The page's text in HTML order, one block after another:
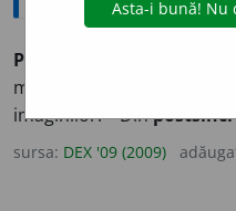
POSTSINCR
muzicii și a zgomotelor
imaginilor. – Din
sursa: DEX '09 (2009)